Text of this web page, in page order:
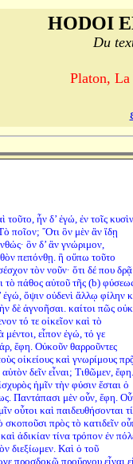
HODOI
Du
Platon,
ἦν δ’ ἐγώ, ἐν τοῖς κυσὶν
ποῖον; ῞Οτι ὃν μὲν ἂν ἴδῃ
ὃν δ’ ἂν γνώριμον,
πεπόνθῃ. ἢ οὔπω τοῦτο
τὸν νοῦν· ὅτι δέ που δρᾷ
τὸ πάθος αὐτοῦ τῆς (b)
ὄψιν οὐδενὶ ἄλλῳ φίλην
δὲ ἀγνοῆσαι. καίτοι πῶς
τό τε οἰκεῖον καὶ τὸ
εἶπον ἐγώ, τό γε
ἔφη. Οὐκοῦν θαρροῦντες
οἰκείους καὶ γνωρίμους
δεῖν εἶναι; Τιθῶμεν, ἔφη.
ἡμῖν τὴν φύσιν ἔσται ὁ
Παντάπασι μὲν οὖν, ἔφη.
οὗτοι καὶ παιδευθήσονται
σκοποῦσι πρὸς τὸ κατιδεῖν
ἀδικίαν τίνα τρόπον ἐν
διεξίωμεν. Καὶ ὁ τοῦ
προσδοκῶ προὔργου εἶναι